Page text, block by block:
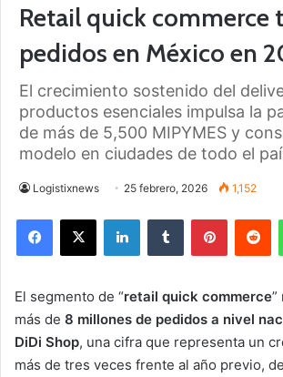
Retail quick commerce
pedidos en México en
El crecimiento sostenido del
productos esenciales impulsa la
de más de 5,500 MIPYMES y
modelo en ciudades de todo el
Logistixnews 25 febrero, 2026 1,152
El segmento de “retail quick commerce”
más de 8 millones de pedidos a nivel
DiDi Shop, una cifra que representa un
más de tres veces frente al año previo,